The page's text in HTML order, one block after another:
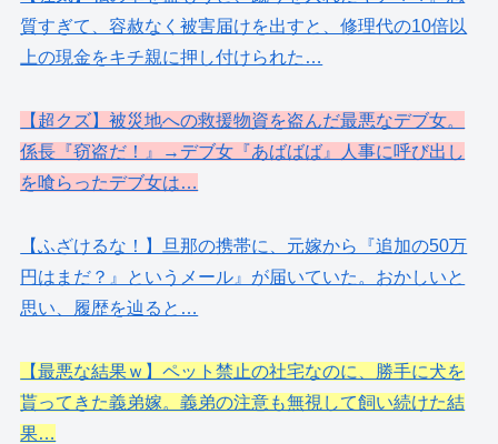
質すぎて、容赦なく被害届けを出すと、修理代の10倍以
上の現金をキチ親に押し付けられた…
【超クズ】被災地への救援物資を盗んだ最悪なデブ女。
係長『窃盗だ！』→デブ女『あばばば』人事に呼び出し
を喰らったデブ女は…
【ふざけるな！】旦那の携帯に、元嫁から『追加の50万
円はまだ？』というメール』が届いていた。おかしいと
思い、履歴を辿ると…
【最悪な結果ｗ】ペット禁止の社宅なのに、勝手に犬を
貰ってきた義弟嫁。義弟の注意も無視して飼い続けた結
果…